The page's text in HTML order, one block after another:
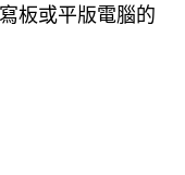
板或平版電腦的